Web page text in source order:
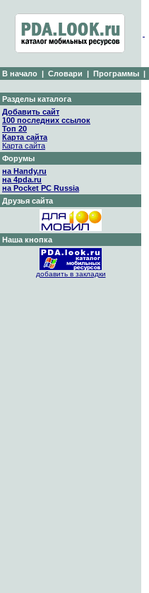
В начало | Словари | Программы |
Разделы каталога
Добавить сайт
100 последних ссылок
Топ 20
Карта сайта
Карта сайта
Форумы
на Handy.ru
на 4pda.ru
на Pocket PC Russia
Друзья сайта
Наша кнопка
добавить в закладки